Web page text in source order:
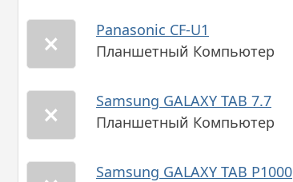
Panasonic CF-U1
Планшетный Компьютер
Samsung GALAXY TAB 7.7
Планшетный Компьютер
Samsung GALAXY TAB P1000